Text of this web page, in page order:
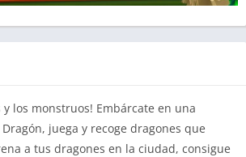
y los monstruos! Embárcate en una
juega y recoge dragones que
a tus dragones en la ciudad, consigue